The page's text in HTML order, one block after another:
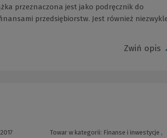
przeznaczona jest jako podręcznik do
przedsiębiorstw. Jest również
Zwiń opis
2017
Towar w kategorii: Finanse i inwestycje ,